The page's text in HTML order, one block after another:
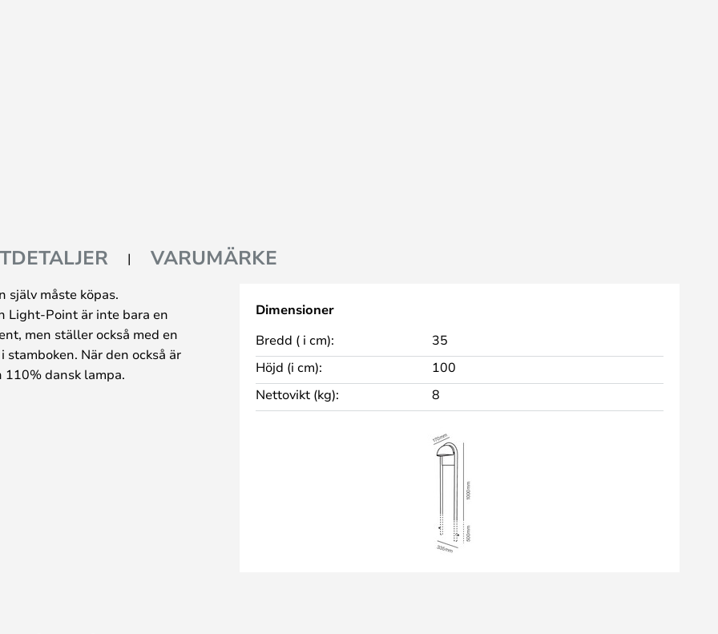
VARUMÄRKE
själv måste köpas.
Light-Point är inte bara en
men ställer också med en
När den också är
dansk lampa.
numera ganska
Dimensioner
Bredd ( i cm):
35
Höjd (i cm):
100
Nettovikt (kg):
8